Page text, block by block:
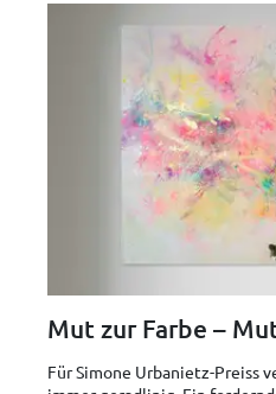
Mut zur Farbe –
Für Simone Urbanietz-Preiss